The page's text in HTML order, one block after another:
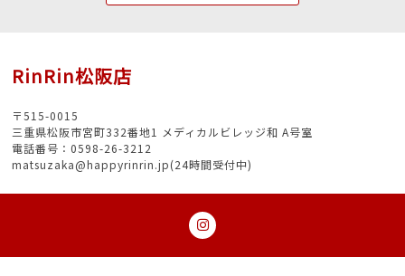
RinRin松阪店
〒515-0015
三重県松阪市宮町332番地1 メディカルビレッジ和 A号室
電話番号：0598-26-3212
matsuzaka@happyrinrin.jp(24時間受付中)